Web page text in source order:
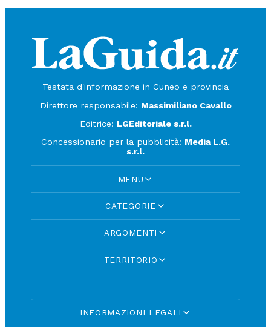
Testata d'informazione in Cuneo e provincia
Direttore responsabile: Massimiliano Cavallo
Editrice: LGEditoriale s.r.l.
Concessionario per la pubblicità: Media L.G.
s.r.l.
MENU
CATEGORIE
ARGOMENTI
TERRITORIO
INFORMAZIONI LEGALI